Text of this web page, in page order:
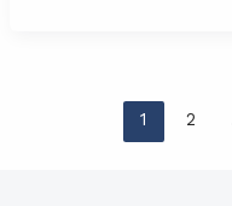
1 2